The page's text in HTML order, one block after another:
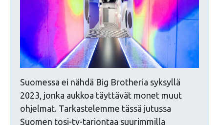
Suomessa ei nähdä Big Brotheria syksyllä
2023, jonka aukkoa täyttävät monet muut
ohjelmat. Tarkastelemme tässä jutussa
Suomen tosi-tv-tarjontaa suurimmilla